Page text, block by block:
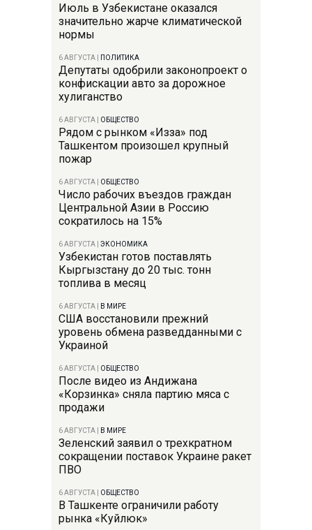
Июль в Узбекистане оказался
значительно жарче климатической
нормы
6 АВГУСТА ПОЛИТИКА
Депутаты одобрили законопроект о
конфискации авто за дорожное
хулиганство
6 АВГУСТА ОБЩЕСТВО
Рядом с рынком «Изза» под
Ташкентом произошел крупный
пожар
6 АВГУСТА ОБЩЕСТВО
Число рабочих въездов граждан
Центральной Азии в Россию
сократилось на 15%
6 АВГУСТА ЭКОНОМИКА
Узбекистан готов поставлять
Кыргызстану до 20 тыс. тонн
топлива в месяц
6 АВГУСТА В МИРЕ
США восстановили прежний
уровень обмена разведданными с
Украиной
6 АВГУСТА ОБЩЕСТВО
После видео из Андижана
«Корзинка» сняла партию мяса с
продажи
6 АВГУСТА В МИРЕ
Зеленский заявил о трехкратном
сокращении поставок Украине ракет
ПВО
6 АВГУСТА ОБЩЕСТВО
В Ташкенте ограничили работу
рынка «Куйлюк»